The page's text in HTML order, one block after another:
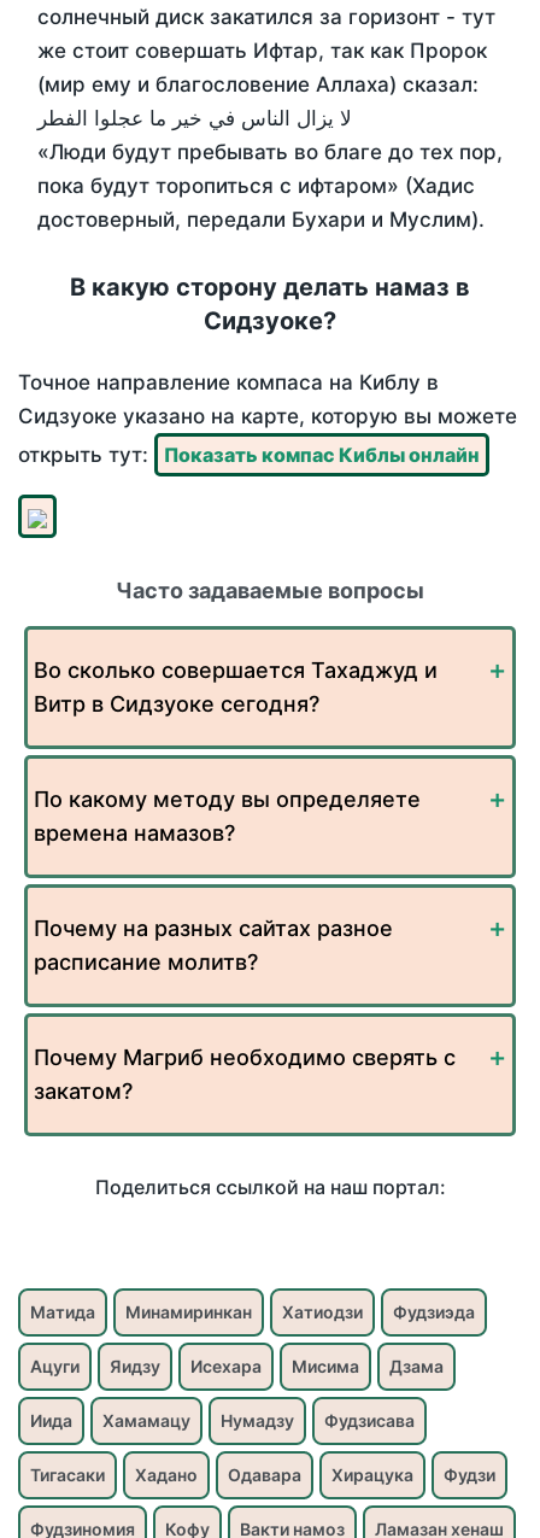
солнечный диск закатился за горизонт - тут
же стоит совершать Ифтар, так как Пророк
(мир ему и благословение Аллаха) сказал:
لا يزال الناس في خير ما عجلوا الفطر
«Люди будут пребывать во благе до тех пор,
пока будут торопиться с ифтаром» (Хадис
достоверный, передали Бухари и Муслим).
В какую сторону делать намаз в
Сидзуоке?
Точное направление компаса на Киблу в
Сидзуоке указано на карте, которую вы можете
открыть тут:
Показать компас Киблы онлайн
Часто задаваемые вопросы
Во сколько совершается Тахаджуд и
Витр в Сидзуоке сегодня?
По какому методу вы определяете
времена намазов?
Почему на разных сайтах разное
расписание молитв?
Почему Магриб необходимо сверять с
закатом?
Поделиться ссылкой на наш портал:
Матида Минамиринкан Хатиодзи Фудзиэда
Ацуги Яидзу Исехара Мисима Дзама
Иида Хамамацу Нумадзу Фудзисава
Тигасаки Хадано Одавара Хирацука Фудзи
Фудзиномия Кофу Вакти намоз Ламазан хенаш